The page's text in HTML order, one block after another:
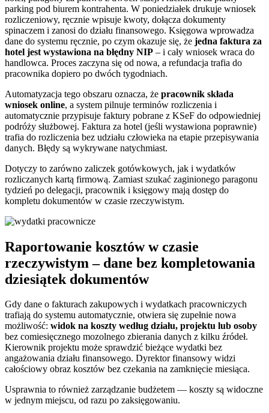
parking pod biurem kontrahenta. W poniedziałek drukuje wniosek
rozliczeniowy, ręcznie wpisuje kwoty, dołącza dokumenty
spinaczem i zanosi do działu finansowego. Księgowa wprowadza
dane do systemu ręcznie, po czym okazuje się, że jedna faktura za
hotel jest wystawiona na błędny NIP – i cały wniosek wraca do
handlowca. Proces zaczyna się od nowa, a refundacja trafia do
pracownika dopiero po dwóch tygodniach.
Automatyzacja tego obszaru oznacza, że pracownik składa
wniosek online, a system pilnuje terminów rozliczenia i
automatycznie przypisuje faktury pobrane z KSeF do odpowiedniej
podróży służbowej. Faktura za hotel (jeśli wystawiona poprawnie)
trafia do rozliczenia bez udziału człowieka na etapie przepisywania
danych. Błędy są wykrywane natychmiast.
Dotyczy to zarówno zaliczek gotówkowych, jak i wydatków
rozliczanych kartą firmową. Zamiast szukać zaginionego paragonu
tydzień po delegacji, pracownik i księgowy mają dostęp do
kompletu dokumentów w czasie rzeczywistym.
Raportowanie kosztów w czasie
rzeczywistym – dane bez kompletowania
dziesiątek dokumentów
Gdy dane o fakturach zakupowych i wydatkach pracowniczych
trafiają do systemu automatycznie, otwiera się zupełnie nowa
możliwość: widok na koszty według działu, projektu lub osoby
bez comiesięcznego mozolnego zbierania danych z kilku źródeł.
Kierownik projektu może sprawdzić bieżące wydatki bez
angażowania działu finansowego. Dyrektor finansowy widzi
całościowy obraz kosztów bez czekania na zamknięcie miesiąca.
Usprawnia to również zarządzanie budżetem — koszty są widoczne
w jednym miejscu, od razu po zaksięgowaniu.